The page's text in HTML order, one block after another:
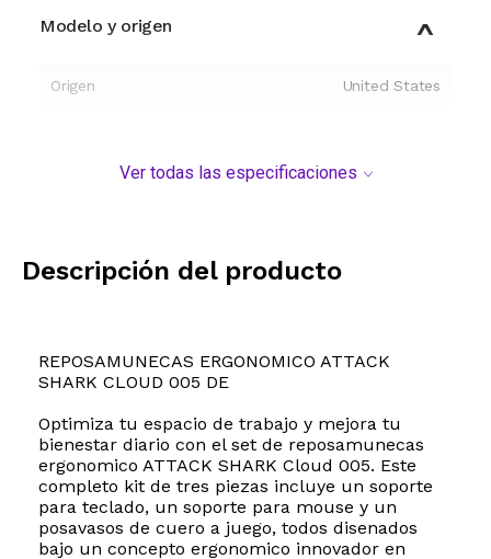
Modelo y origen
Origen United States
Ver todas las especificaciones
Descripción del producto
REPOSAMUNECAS ERGONOMICO ATTACK
SHARK CLOUD 005 DE
Optimiza tu espacio de trabajo y mejora tu
bienestar diario con el set de reposamunecas
ergonomico ATTACK SHARK Cloud 005. Este
completo kit de tres piezas incluye un soporte
para teclado, un soporte para mouse y un
posavasos de cuero a juego, todos disenados
bajo un concepto ergonomico innovador en